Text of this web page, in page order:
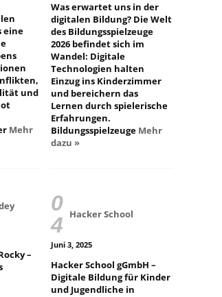
eine
und
Mehr
Was erwartet uns in der
digitalen Bildung? Die Welt
des Bildungsspielzeuge
2026 befindet sich im
Wandel: Digitale
Technologien halten
Einzug ins Kinderzimmer
und bereichern das
Lernen durch spielerische
Erfahrungen.
Bildungsspielzeuge Mehr
dazu »
–
Hacker School
Juni 3, 2025
Hacker School gGmbH –
Digitale Bildung für Kinder
und Jugendliche in